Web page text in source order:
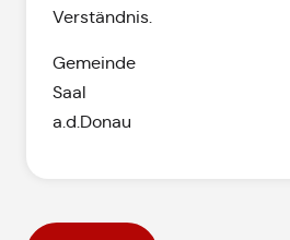
Verständnis.
Gemeinde
Saal
a.d.Donau